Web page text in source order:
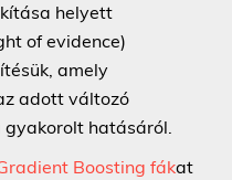
helyett
of evidence)
amely
adott változó
hatásáról.
Boosting fákat